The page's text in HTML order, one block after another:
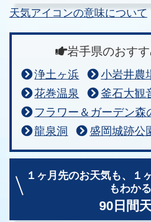
天気アイコンの意味について
岩手県のおす
浄土ヶ浜 小岩井農
花巻温泉
釜石大観
フラワー＆ガーデン森
龍泉洞
盛岡城跡公
１ヶ月先のお天気も、
１
もわか
90日間